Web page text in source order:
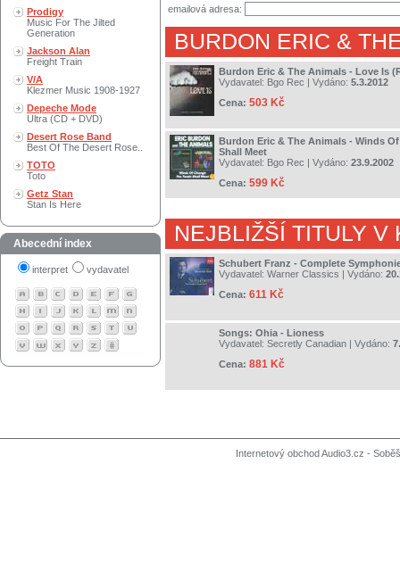
Prodigy
Music For The Jilted
Generation
Jackson Alan
Freight Train
V/A
Klezmer Music 1908-1927
Depeche Mode
Ultra (CD + DVD)
Desert Rose Band
Best Of The Desert Rose..
TOTO
Toto
Getz Stan
Stan Is Here
Abecední index
interpret vydavatel
emailová adresa:
BURDON ERIC &
Burdon Eric & The Animals - Love Is
Vydavatel: Bgo Rec | Vydáno: 5.3.2012
Cena: 503 Kč
Burdon Eric & The Animals - Winds
Shall Meet
Vydavatel: Bgo Rec | Vydáno: 23.9.2002
Cena: 599 Kč
NEJBLIŽŠÍ TITULY V
Schubert Franz - Complete
Vydavatel: Warner Classics | Vydáno:
Cena: 611 Kč
Songs: Ohia - Lioness
Vydavatel: Secretly Canadian | Vydáno:
Cena: 881 Kč
Internetový obchod Audio3.cz -